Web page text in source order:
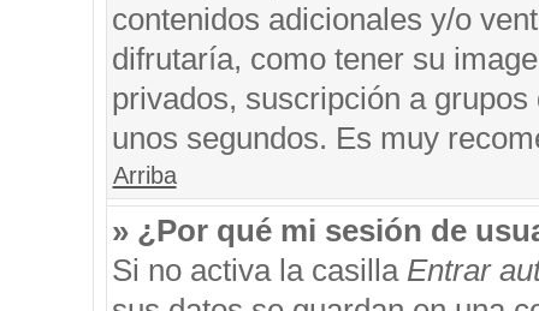
contenidos adicionales y/o
difrutaría, como tener su
privados, suscripción a
unos segundos. Es muy
Arriba
» ¿Por qué mi sesión de
Si no activa la casilla Entrar